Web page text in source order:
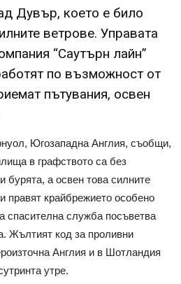
Дувър, което е било
ветрове. Управата
“Саутърн лайн”
по възможност от
пътувания, освен
Югозападна Англия, съобщи,
в графството са без
бурята, а освен това силните
правят крайбрежието особено
спасителна служба посъветва
Жълтият код за проливни
Англия и в Шотландия
утре.